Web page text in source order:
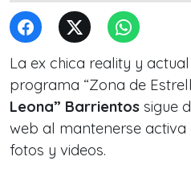
La ex chica reality y
programa “Zona de
Leona” Barrientos sigue
web al mantenerse
fotos y videos.